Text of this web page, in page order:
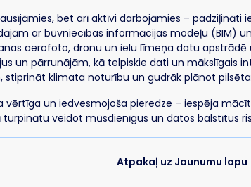
bet arī aktīvi darbojāmies – padziļināti
ar būvniecības informācijas modeļu (BIM)
aerofoto, dronu un ielu līmeņa datu
un pārrunājām, kā telpiskie dati un mākslīgais
stiprināt klimata noturību un gudrāk plānot
vērtīga un iedvesmojoša pieredze – iespēja
turpinātu veidot mūsdienīgus un datos balstītus
Atpakaļ uz Jaunumu lapu